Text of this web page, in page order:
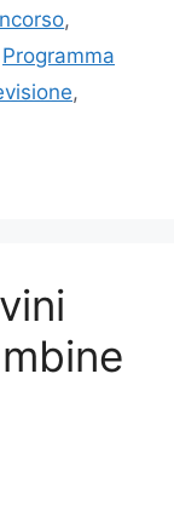
,
Programma
,